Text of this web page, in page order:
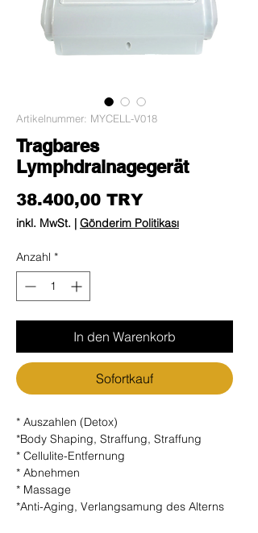
Artikelnummer: MYCELL-V018
Tragbares
Lymphdrainagegerät
38.400,00 TRYPreis
inkl. MwSt. | Gönderim Politikası
Anzahl *
In den Warenkorb
Sofortkauf
* Auszahlen (Detox)
*Body Shaping, Straffung, Straffung
* Cellulite-Entfernung
* Abnehmen
* Massage
*Anti-Aging, Verlangsamung des Alterns